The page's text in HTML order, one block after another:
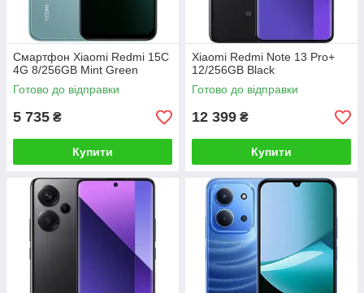
Смартфон Xiaomi Redmi 15C
4G 8/256GB Mint Green
Готово до відправки
5 735 ₴
Купити
Xiaomi Redmi Note 13 Pro+
12/256GB Black
Готово до відправки
12 399 ₴
Купити